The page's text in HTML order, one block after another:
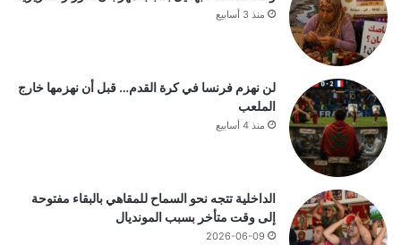
منذ 3 أسابيع
لن نهزم فرنسا في كرة القدم… قبل أن نهزمها خارج
الملعب
منذ 4 أسابيع
الداخلية تتجه نحو السماح للمقاهي بالبقاء مفتوحة
إلى وقت متأخر بسبب المونديال
2026-06-09